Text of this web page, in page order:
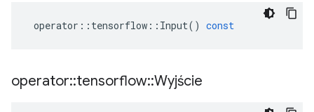
operator :: tensorflow :: Input() const
operator::tensorflow::Wyjście